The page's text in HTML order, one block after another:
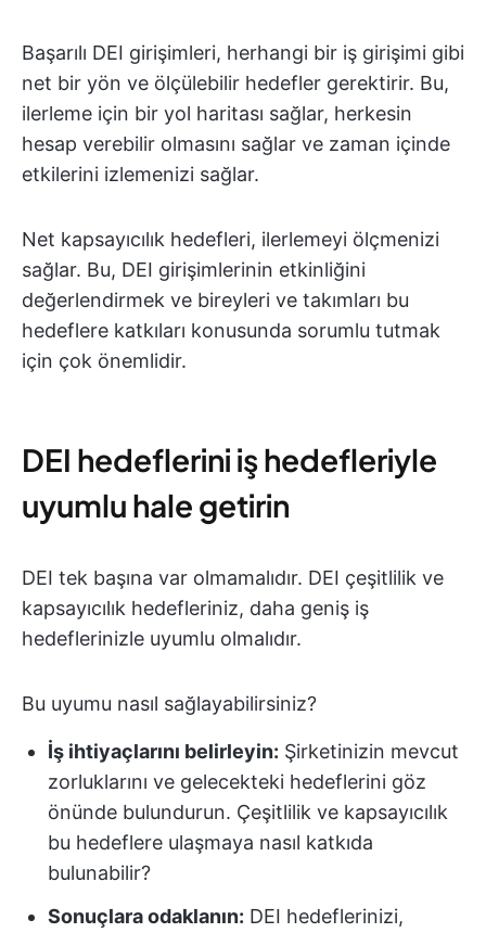
Başarılı DEI girişimleri, herhangi bir iş girişimi gibi
net bir yön ve ölçülebilir hedefler gerektirir. Bu,
ilerleme için bir yol haritası sağlar, herkesin
hesap verebilir olmasını sağlar ve zaman içinde
etkilerini izlemenizi sağlar.
Net kapsayıcılık hedefleri, ilerlemeyi ölçmenizi
sağlar. Bu, DEI girişimlerinin etkinliğini
değerlendirmek ve bireyleri ve takımları bu
hedeflere katkıları konusunda sorumlu tutmak
için çok önemlidir.
DEI hedeflerini iş hedefleriyle
uyumlu hale getirin
DEI tek başına var olmamalıdır. DEI çeşitlilik ve
kapsayıcılık hedefleriniz, daha geniş iş
hedeflerinizle uyumlu olmalıdır.
Bu uyumu nasıl sağlayabilirsiniz?
İş ihtiyaçlarını belirleyin: Şirketinizin mevcut
zorluklarını ve gelecekteki hedeflerini göz
önünde bulundurun. Çeşitlilik ve kapsayıcılık
bu hedeflere ulaşmaya nasıl katkıda
bulunabilir?
Sonuçlara odaklanın: DEI hedeflerinizi,